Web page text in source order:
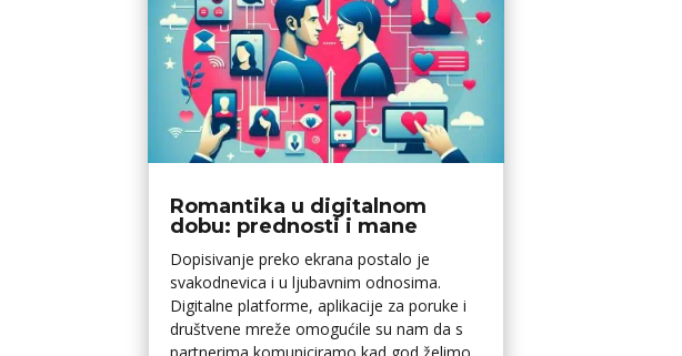
Romantika u digitalnom
dobu: prednosti i mane
Dopisivanje preko ekrana postalo je
svakodnevica i u ljubavnim odnosima.
Digitalne platforme, aplikacije za poruke i
društvene mreže omogućile su nam da s